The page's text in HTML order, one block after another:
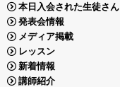
本日入会された生徒さん
発表会情報
メディア掲載
レッスン
新着情報
講師紹介